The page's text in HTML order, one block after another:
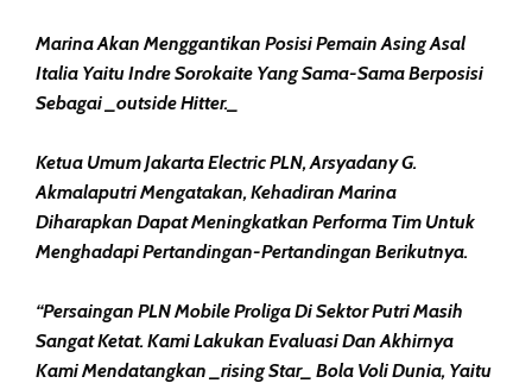
Marina Akan Menggantikan Posisi Pemain Asing Asal
Italia Yaitu Indre Sorokaite Yang Sama-Sama Berposisi
Sebagai _outside Hitter._
Ketua Umum Jakarta Electric PLN, Arsyadany G.
Akmalaputri Mengatakan, Kehadiran Marina
Diharapkan Dapat Meningkatkan Performa Tim Untuk
Menghadapi Pertandingan-Pertandingan Berikutnya.
“Persaingan PLN Mobile Proliga Di Sektor Putri Masih
Sangat Ketat. Kami Lakukan Evaluasi Dan Akhirnya
Kami Mendatangkan _rising Star_ Bola Voli Dunia, Yaitu